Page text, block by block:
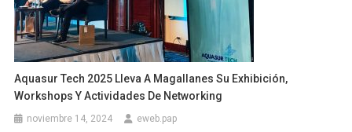
Aquasur Tech 2025 Lleva A Magallanes Su Exhibición,
Workshops Y Actividades De Networking
noviembre 14, 2024 eweb.pap